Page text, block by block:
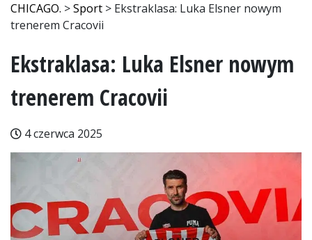
CHICAGO. >Sport > Ekstraklasa: Luka Elsner nowym
trenerem Cracovii
Ekstraklasa: Luka Elsner nowym
trenerem Cracovii
4 czerwca 2025